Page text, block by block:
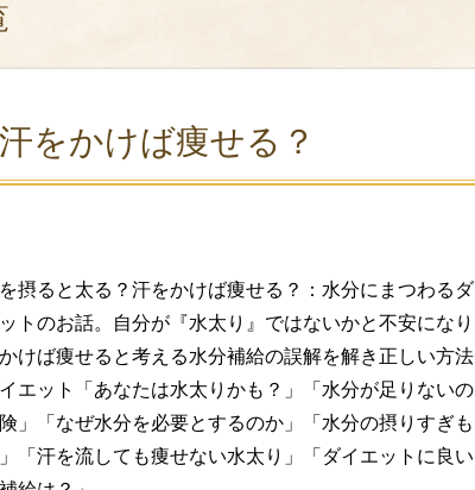
をかけば痩せる？
摂ると太る？汗をかけば痩せる？：水分にまつわるダ
トのお話。自分が『水太り』ではないかと不安になり
けば痩せると考える水分補給の誤解を解き正しい方法
エット「あなたは水太りかも？」「水分が足りないの
」「なぜ水分を必要とするのか」「水分の摂りすぎも
「汗を流しても痩せない水太り」「ダイエットに良い